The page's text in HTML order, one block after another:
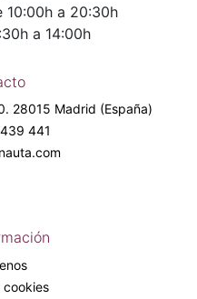
10:00h a 20:30h
a 14:00h
28015 Madrid (España)
441
cookies